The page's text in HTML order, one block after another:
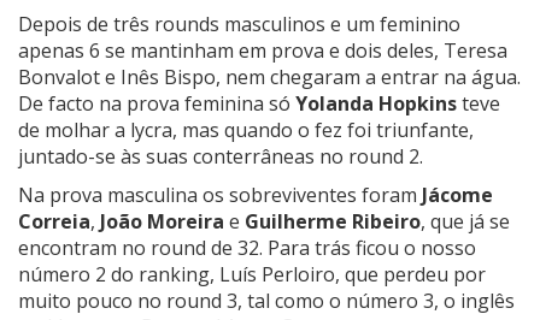
Depois de três rounds masculinos e um feminino
apenas 6 se mantinham em prova e dois deles, Teresa
Bonvalot e Inês Bispo, nem chegaram a entrar na água.
De facto na prova feminina só Yolanda Hopkinsteve
de molhar a lycra, mas quando o fez foi triunfante,
juntado-se às suas conterrâneas no round 2.
Na prova masculina os sobreviventes foram Jácome
Correia, João Moreira e Guilherme Ribeiro, que já se
encontram no round de 32. Para trás ficou o nosso
número 2 do ranking, Luís Perloiro, que perdeu por
muito pouco no round 3, tal como o número 3, o inglês